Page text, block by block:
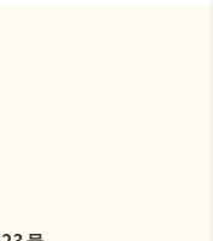
を確認さ